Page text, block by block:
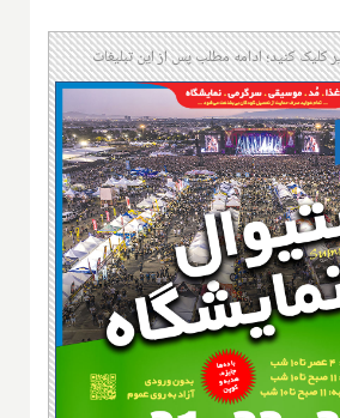
کلیک کنید؛ ادامه مطلب پس از این تبلیغات